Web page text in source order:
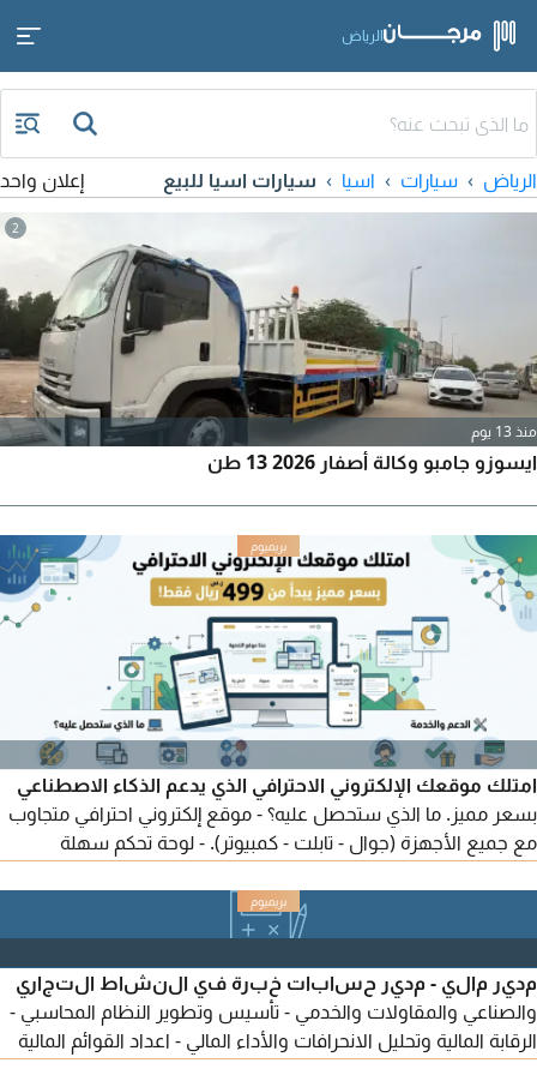
الرياض
الرياض سيارات اسيا سيارات اسيا للبيع إعلان واحد
2
منذ 13 يوم
ايسوزو جامبو وكالة أصفار 2026 13 طن
امتلك موقعك الإلكتروني الاحترافي الذي يدعم الذكاء الاصطناعي
بسعر مميز. ما الذي ستحصل عليه؟ - موقع إلكتروني احترافي متجاوب
مع جميع الأجهزة (جوال - تابلت - كمبيوتر). - لوحة تحكم سهلة
الدعم والخدمة: - دعم فني متواصل خلال فترة الإطلاق.
مدير مالي - مدير حسابات خبرة في النشاط التجاري
والصناعي والمقاولات والخدمي - تأسيس وتطوير النظام المحاسبي -
الرقابة المالية وتحليل الانحرافات والأداء المالي - اعداد القوائم المالية
وفقا IFRS - ايجاد الحلول المالية لدعم اتخاذ القرار الاداري لتحسين